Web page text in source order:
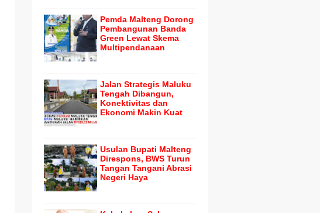
Pemda Malteng Dorong
Pembangunan Banda
Green Lewat Skema
Multipendanaan
Jalan Strategis Maluku
Tengah Dibangun,
Konektivitas dan
Ekonomi Makin Kuat
Usulan Bupati Malteng
Direspons, BWS Turun
Tangan Tangani Abrasi
Negeri Haya